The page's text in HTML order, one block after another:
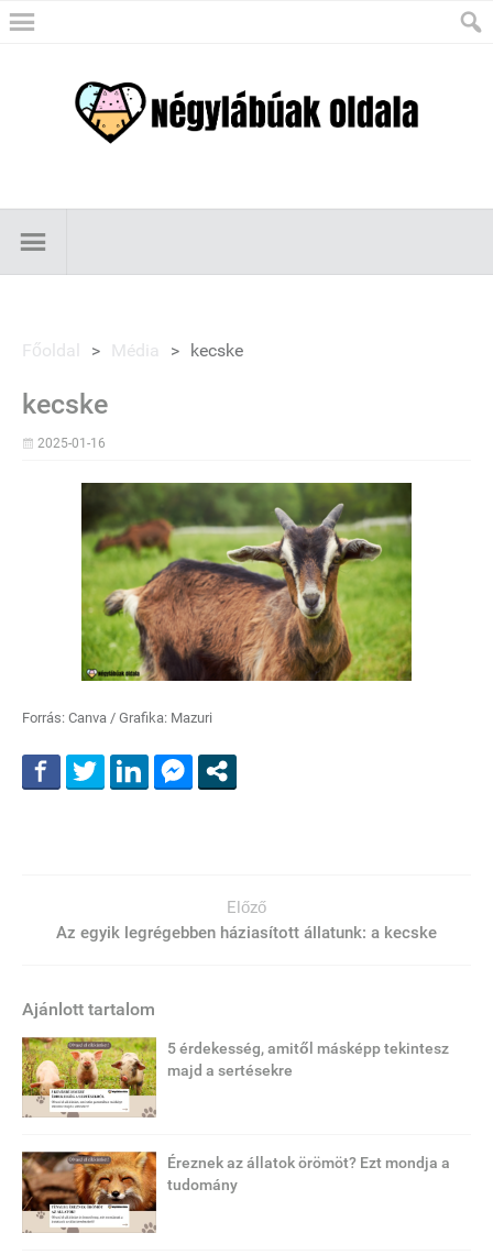
Főoldal > Média > kecske
kecske
2025-01-16
Forrás: Canva / Grafika: Mazuri
Előző
Az egyik legrégebben háziasított állatunk: a kecske
Ajánlott tartalom
5 érdekesség, amitől másképp tekintesz
majd a sertésekre
Éreznek az állatok örömöt? Ezt mondja a
tudomány